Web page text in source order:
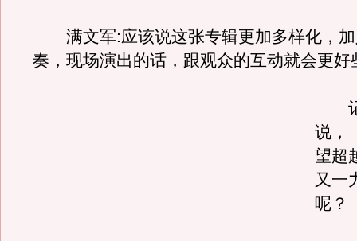
满文军:应该说这张专辑更加多样化，加
奏，现场演出的话，跟观众的互动就会更好
记
说，
望超
又一
呢？